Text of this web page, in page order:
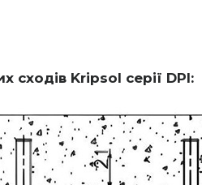
сходів Kripsol серії DPI: